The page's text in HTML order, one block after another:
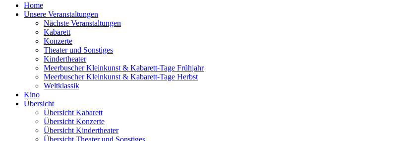
Home
Unsere Veranstaltungen
Nächste Veranstaltungen
Kabarett
Konzerte
Theater und Sonstiges
Kindertheater
Meerbuscher Kleinkunst & Kabarett-Tage Frühjahr
Meerbuscher Kleinkunst & Kabarett-Tage Herbst
Weltklassik
Kino
Übersicht
Übersicht Kabarett
Übersicht Konzerte
Übersicht Kindertheater
Übersicht Theater und Sonstiges